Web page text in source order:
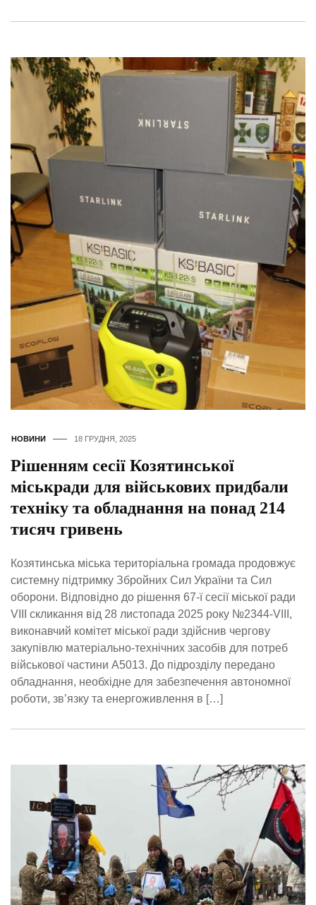
НОВИНИ 18 ГРУДНЯ, 2025
Рішенням сесії Козятинської
міськради для військових придбали
техніку та обладнання на понад 214
тисяч гривень
Козятинська міська територіальна громада продовжує
системну підтримку Збройних Сил України та Сил
оборони. Відповідно до рішення 67-ї сесії міської ради
VIII скликання від 28 листопада 2025 року №2344-VIII,
виконавчий комітет міської ради здійснив чергову
закупівлю матеріально-технічних засобів для потреб
військової частини А5013. До підрозділу передано
обладнання, необхідне для забезпечення автономної
роботи, зв’язку та енергоживлення в […]